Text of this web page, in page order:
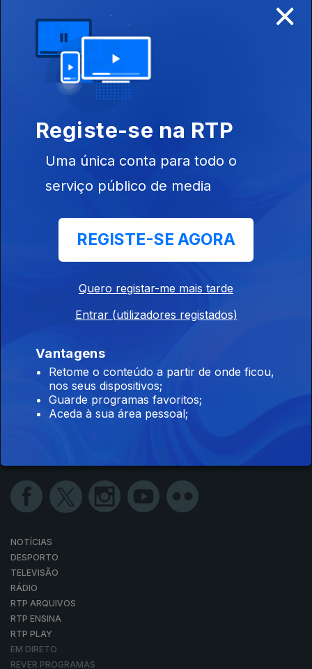
Gonçalves
Paralelas
Instale a aplicaçãoRTP Play
CarPlay
NOTÍCIAS
DESPORTO
TELEVISÃO
RÁDIO
RTP ARQUIVOS
RTP ENSINA
RTP PLAY
EM DIRETO
REVER PROGRAMAS
×
Registe-se na RTP
Uma única conta para todo o
serviço público de media
REGISTE-SE AGORA
Quero registar-me mais tarde
Entrar (utilizadores registados)
Vantagens
Retome o conteúdo a partir de onde ficou,
nos seus dispositivos;
Guarde programas favoritos;
Aceda à sua área pessoal;